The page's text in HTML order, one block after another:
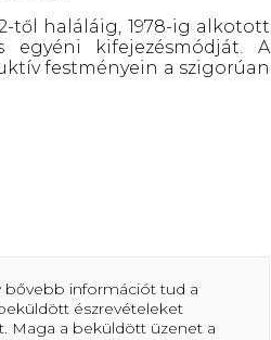
től haláláig, 1978-ig alkotott
kifejezésmódját. A
festményein a szigorúan
bővebb információt tud a
észrevételeket
Maga a beküldött üzenet a